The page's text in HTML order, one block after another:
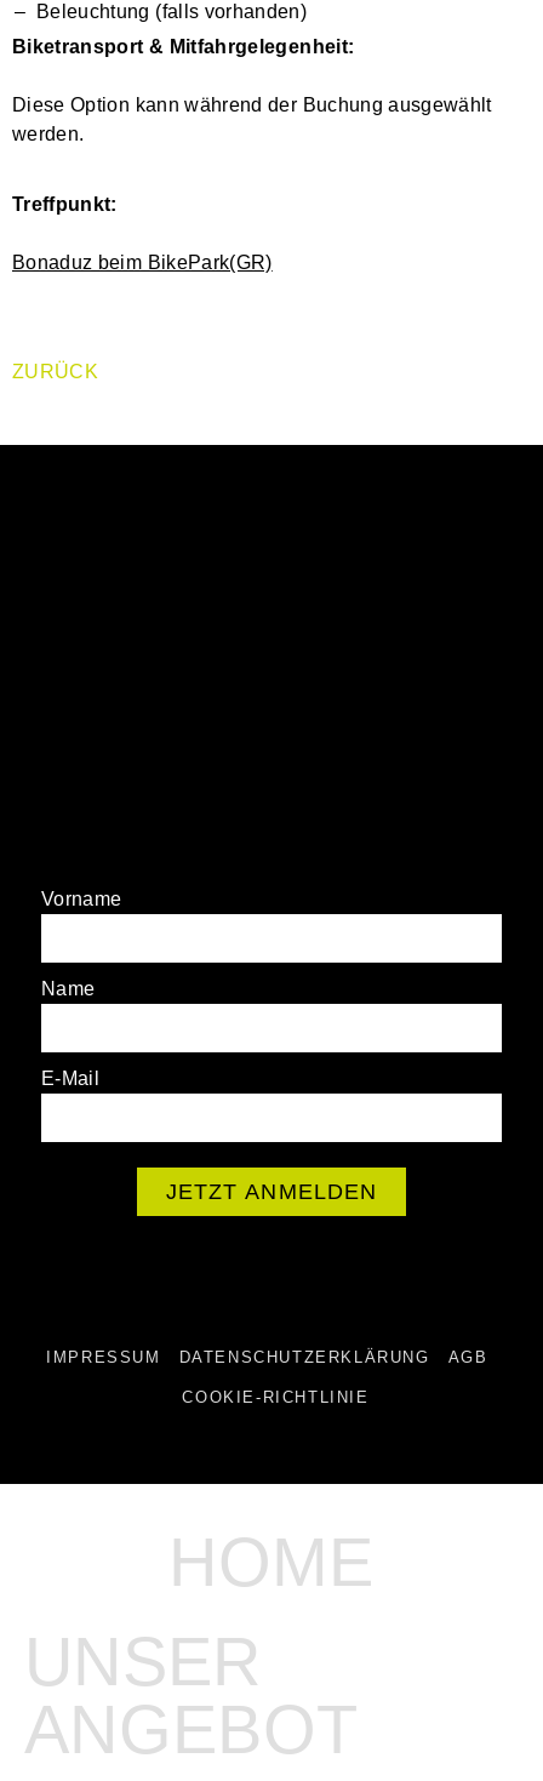
Beleuchtung (falls vorhanden)
Biketransport & Mitfahrgelegenheit:
Diese Option kann während der Buchung ausgewählt
werden.
Treffpunkt:
Bonaduz beim BikePark(GR)
ZURÜCK
Vorname
Name
E-Mail
JETZT ANMELDEN
IMPRESSUM DATENSCHUTZERKLÄRUNG AGB
COOKIE-RICHTLINIE
HOME
UNSER
ANGEBOT